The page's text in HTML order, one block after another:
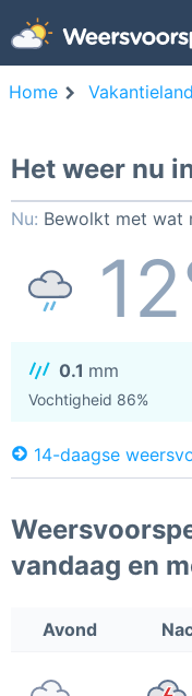
Home
Het weer nu
Nu: Bewolkt met wat
0.1 mm
Vochtigheid 86%
14-daagse
vandaag en
Avond